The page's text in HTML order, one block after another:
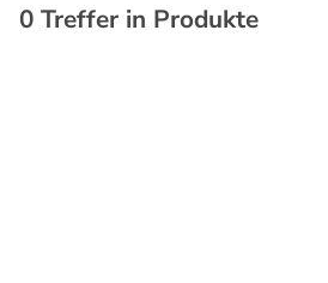
0 Treffer in Produkte